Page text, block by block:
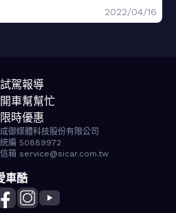
2022/04/16
試駕報導
開車幫幫忙
限時優惠
成御媒體科技股份有限公司
統編 50889972
信箱 service@sicar.com.tw
車酷